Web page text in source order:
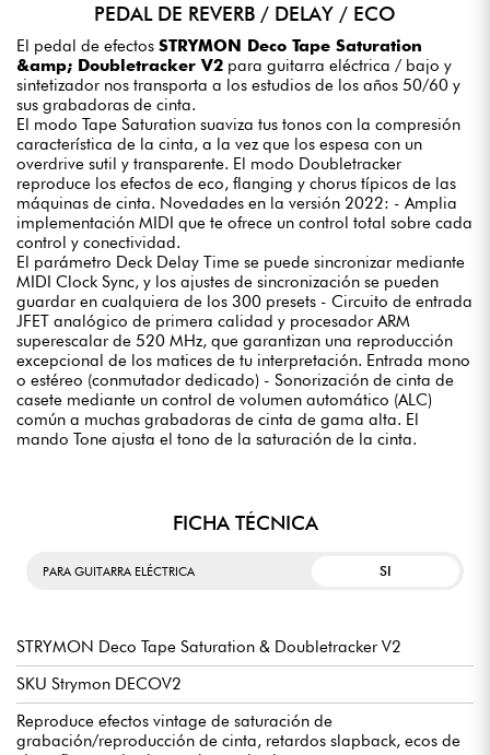
PEDAL DE REVERB / DELAY / ECO
El pedal de efectos STRYMON Deco Tape Saturation
&amp; Doubletracker V2 para guitarra eléctrica / bajo y
sintetizador nos transporta a los estudios de los años 50/60 y
sus grabadoras de cinta.
El modo Tape Saturation suaviza tus tonos con la compresión
característica de la cinta, a la vez que los espesa con un
overdrive sutil y transparente. El modo Doubletracker
reproduce los efectos de eco, flanging y chorus típicos de las
máquinas de cinta. Novedades en la versión 2022: - Amplia
implementación MIDI que te ofrece un control total sobre cada
control y conectividad.
El parámetro Deck Delay Time se puede sincronizar mediante
MIDI Clock Sync, y los ajustes de sincronización se pueden
guardar en cualquiera de los 300 presets - Circuito de entrada
JFET analógico de primera calidad y procesador ARM
superescalar de 520 MHz, que garantizan una reproducción
excepcional de los matices de tu interpretación. Entrada mono
o estéreo (conmutador dedicado) - Sonorización de cinta de
casete mediante un control de volumen automático (ALC)
común a muchas grabadoras de cinta de gama alta. El
mando Tone ajusta el tono de la saturación de la cinta.
FICHA TÉCNICA
PARA GUITARRA ELÉCTRICA SI
STRYMON Deco Tape Saturation & Doubletracker V2
SKU Strymon DECOV2
Reproduce efectos vintage de saturación de
grabación/reproducción de cinta, retardos slapback, ecos de